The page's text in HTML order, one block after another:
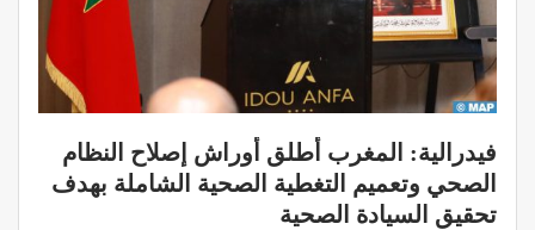
فيدرالية: المغرب أطلق أوراش إصلاح النظام
الصحي وتعميم التغطية الصحية الشاملة بهدف
تحقيق السيادة الصحية